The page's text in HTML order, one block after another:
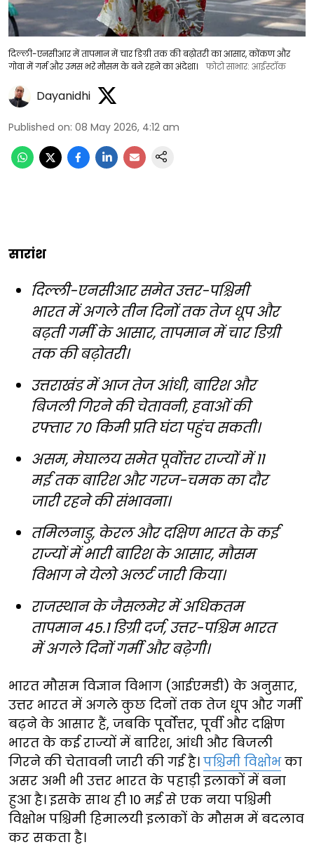
दिल्ली-एनसीआर में तापमान में चार डिग्री तक की बढ़ोतरी का आसार, कोंकण और
गोवा में गर्म और उमस भरे मौसम के बने रहने का अंदेशा।
फोटो साभार: आईस्टॉक
Dayanidhi
Published on: 08 May 2026, 4:12 am
सारांश
दिल्ली-एनसीआर समेत उत्तर-पश्चिमी
भारत में अगले तीन दिनों तक तेज धूप और
बढ़ती गर्मी के आसार, तापमान में चार डिग्री
तक की बढ़ोतरी।
उत्तराखंड में आज तेज आंधी, बारिश और
बिजली गिरने की चेतावनी, हवाओं की
रफ्तार 70 किमी प्रति घंटा पहुंच सकती।
असम, मेघालय समेत पूर्वोत्तर राज्यों में 11
मई तक बारिश और गरज-चमक का दौर
जारी रहने की संभावना।
तमिलनाडु, केरल और दक्षिण भारत के कई
राज्यों में भारी बारिश के आसार, मौसम
विभाग ने येलो अलर्ट जारी किया।
राजस्थान के जैसलमेर में अधिकतम
तापमान 45.1 डिग्री दर्ज, उत्तर-पश्चिम भारत
में अगले दिनों गर्मी और बढ़ेगी।
भारत मौसम विज्ञान विभाग (आईएमडी) के अनुसार,
उत्तर भारत में अगले कुछ दिनों तक तेज धूप और गर्मी
बढ़ने के आसार हैं, जबकि पूर्वोत्तर, पूर्वी और दक्षिण
भारत के कई राज्यों में बारिश, आंधी और बिजली
गिरने की चेतावनी जारी की गई है। पश्चिमी विक्षोभका
असर अभी भी उत्तर भारत के पहाड़ी इलाकों में बना
हुआ है। इसके साथ ही 10 मई से एक नया पश्चिमी
विक्षोभ पश्चिमी हिमालयी इलाकों के मौसम में बदलाव
कर सकता है।